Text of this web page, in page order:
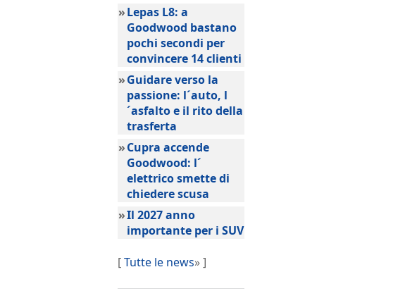
»Lepas L8: a
Goodwood bastano
pochi secondi per
convincere 14 clienti
»Guidare verso la
passione: l´auto, l
´asfalto e il rito della
trasferta
»Cupra accende
Goodwood: l´
elettrico smette di
chiedere scusa
»Il 2027 anno
importante per i SUV
[Tutte le news» ]